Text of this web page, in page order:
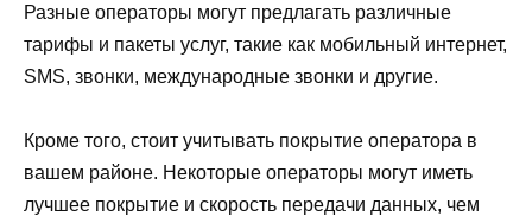
Разные операторы могут предлагать различные
тарифы и пакеты услуг, такие как мобильный интернет,
SMS, звонки, международные звонки и другие.
Кроме того, стоит учитывать покрытие оператора в
вашем районе. Некоторые операторы могут иметь
лучшее покрытие и скорость передачи данных, чем